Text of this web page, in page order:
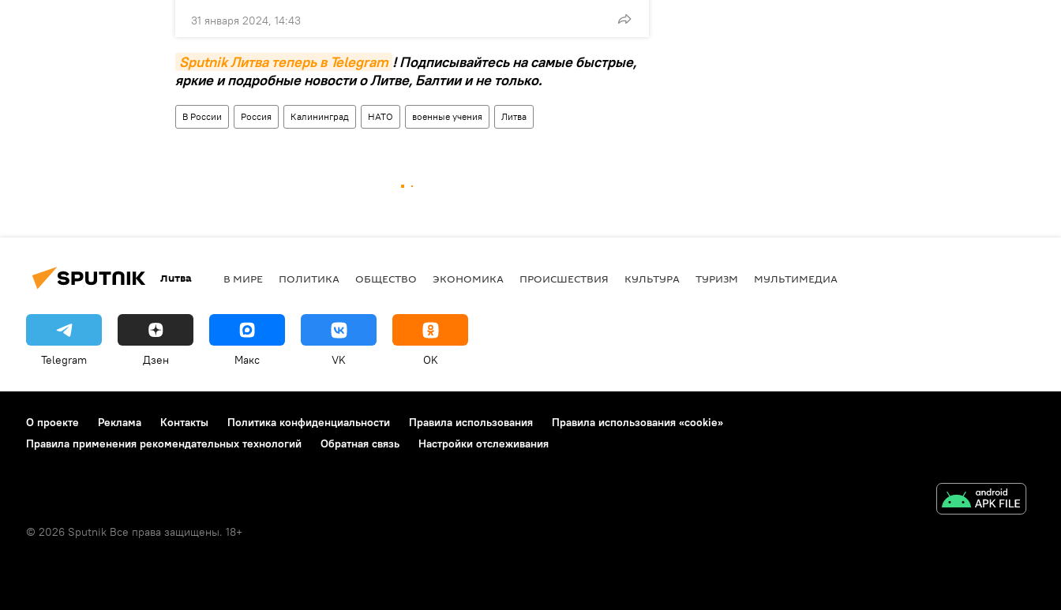
31 января 2024, 14:43
Sputnik Литва теперь в Telegram ! Подписывайтесь на самые быстрые,
яркие и подробные новости о Литве, Балтии и не только.
В России Россия Калининград НАТО военные учения Литва
Литва В МИРЕ ПОЛИТИКА ОБЩЕСТВО ЭКОНОМИКА ПРОИСШЕСТВИЯ КУЛЬТУРА ТУРИЗМ МУЛЬТИМЕДИА
Telegram Дзен Макс VK OK
О проекте Реклама Контакты Политика конфиденциальности Правила использования
Правила использования «cookie»
Правила применения рекомендательных технологий
Обратная связь Настройки отслеживания
© 2026 Sputnik Все права защищены. 18+